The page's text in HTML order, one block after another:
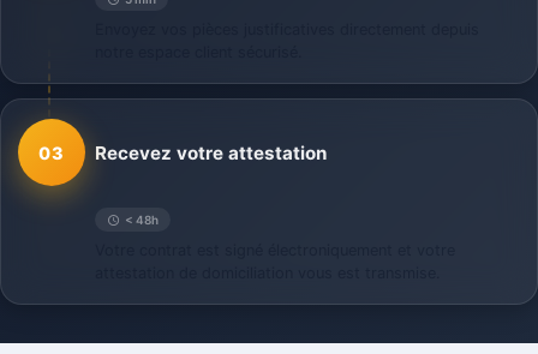
03
< 48h
Recevez votre attestation